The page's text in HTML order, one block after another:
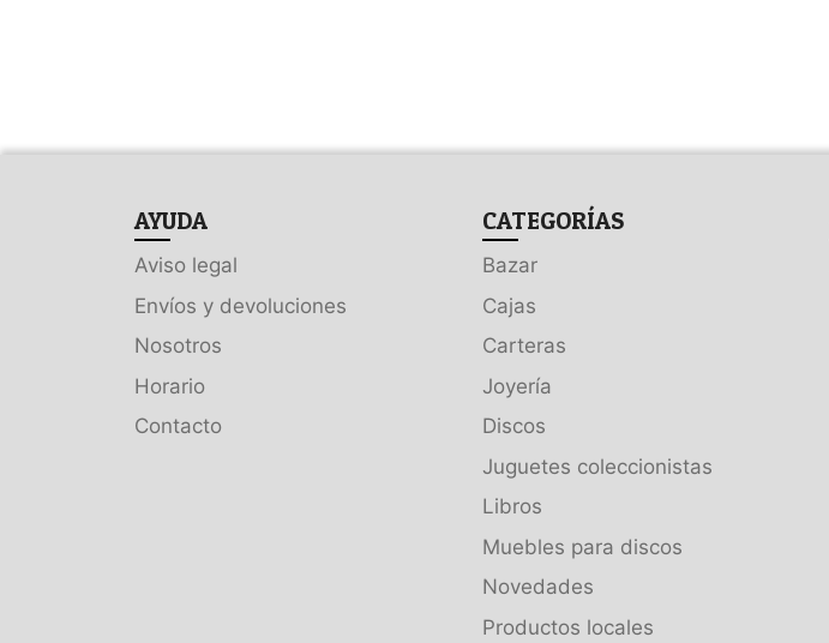
AYUDA
Aviso legal
Envíos y devoluciones
Nosotros
Horario
Contacto
CATEGORÍAS
Bazar
Cajas
Carteras
Joyería
Discos
Juguetes coleccionistas
Libros
Muebles para discos
Novedades
Productos locales